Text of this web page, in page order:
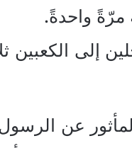
مرّةً واحدةً.
إلى الكعبين
عن